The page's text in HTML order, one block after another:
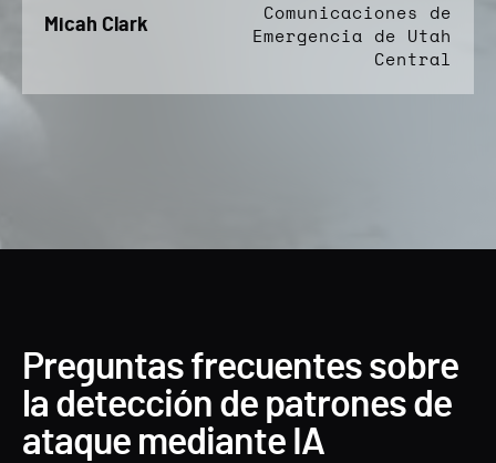
Micah Clark
Comunicaciones de
Emergencia de Utah
Central
Preguntas frecuentes sobre
la detección de patrones de
ataque mediante IA